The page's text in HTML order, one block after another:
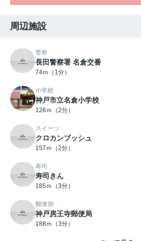
周辺施設
警察
長田警察署 名倉交番
74ｍ（1分）
小学校
神戸市立名倉小学校
126ｍ（2分）
スイーツ
クロカンブッシュ
157ｍ（2分）
寿司
寿司きん
185ｍ（3分）
郵便局
神戸房王寺郵便局
188ｍ（3分）